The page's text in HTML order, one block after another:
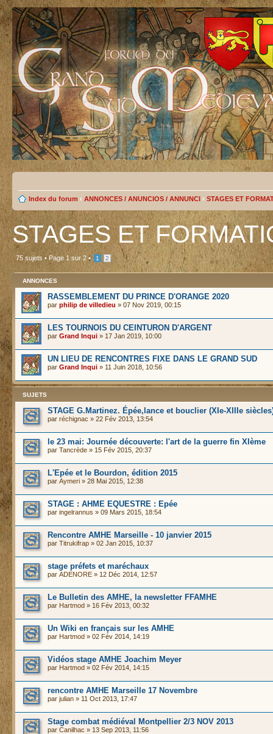
Index du forum ‹ ANNONCES / ANUNCIOS / ANNUNCI ‹ STAGES ET
STAGES ET
75 sujets • Page 1 sur 2 • 1 2
ANNONCES
RASSEMBLEMENT DU PRINCE D'ORANGE 2020
par philip de villedieu » 07 Nov 2019, 00:15
LES TOURNOIS DU CEINTURON D'ARGENT
par Grand Inqui » 17 Jan 2019, 10:00
UN LIEU DE RENCONTRES FIXE DANS LE GRAND SUD
par Grand Inqui » 11 Juin 2018, 10:56
SUJETS
STAGE G.Martinez. Épée,lance et bouclier (XIe-XIIIe
par réchignac » 22 Fév 2013, 13:54
le 23 mai: Journée découverte: l'art de la guerre fin XIème
par Tancrède » 15 Fév 2015, 20:37
L'Epée et le Bourdon, édition 2015
par Aymeri » 28 Mai 2015, 12:38
STAGE : AHME EQUESTRE : Epée
par ingelrannus » 09 Mars 2015, 18:54
Rencontre AMHE Marseille - 10 janvier 2015
par Titrukifrap » 02 Jan 2015, 10:37
stage préfets et maréchaux
par ADENORE » 12 Déc 2014, 12:57
Le Bulletin des AMHE, la newsletter FFAMHE
par Hartmod » 16 Fév 2013, 00:32
Un Wiki en français sur les AMHE
par Hartmod » 02 Fév 2014, 14:19
Vidéos stage AMHE Joachim Meyer
par Hartmod » 02 Fév 2014, 14:15
rencontre AMHE Marseille 17 Novembre
par julian » 11 Oct 2013, 17:47
Stage combat médiéval Montpellier 2/3 NOV 2013
par Canilhac » 13 Sep 2013, 11:56